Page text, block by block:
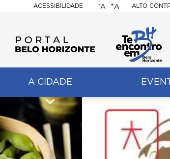
ACESSIBILIDADE
BELO
HORIZONTE
-A +A ALTO
A CIDADE